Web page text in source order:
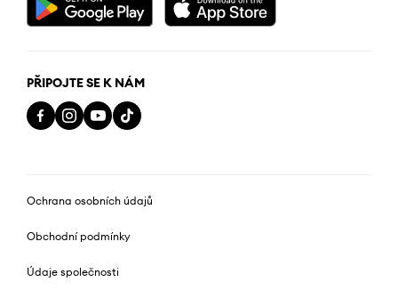
PŘIPOJTE SE K NÁM
Ochrana osobních údajů
Obchodní podmínky
Údaje společnosti